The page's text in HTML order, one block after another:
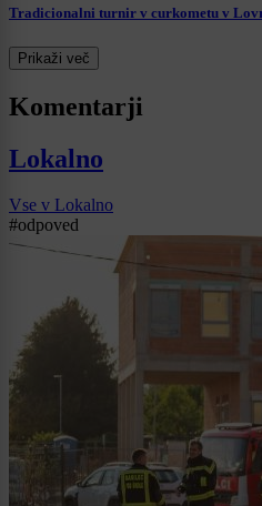
Tradicionalni turnir v curkometu v
Prikaži več
Komentarji
Lokalno
Vse v Lokalno
#odpoved